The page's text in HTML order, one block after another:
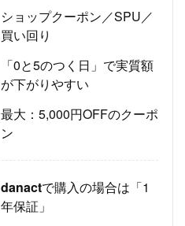
ショップクーポン／SPU／
買い回り
「0と5のつく日」で実質額
が下がりやすい
最大：5,000円OFFのクーポ
ン
danactで購入の場合は「1
年保証」